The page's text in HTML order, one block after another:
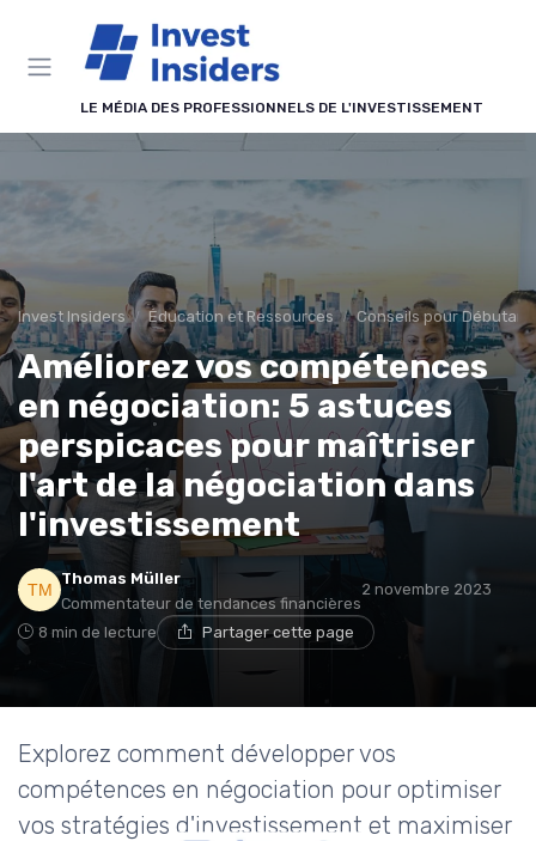
LE MÉDIA DES PROFESSIONNELS DE L'INVESTISSEMENT
Invest Insiders Éducation et Ressources Conseils pour
Améliorez vos compétences
en négociation: 5 astuces
perspicaces pour maîtriser
l'art de la négociation dans
l'investissement
Thomas Müller
Commentateur de tendances financières
2 novembre 2023
8 min de lecture Partager cette page
Explorez comment développer vos
compétences en négociation pour optimiser
vos stratégies d'investissement et maximiser